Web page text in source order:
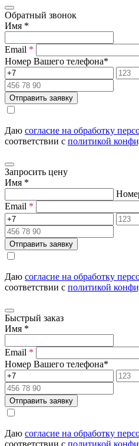
Обратный звонок
Имя *
Email *
Номер Вашего телефона*
Отправить заявку
Даю согласие на обработку
соответствии с политикой
Запросить цену
Имя *
Email *
Отправить заявку
Даю согласие на обработку
соответствии с политикой
Быстрый заказ
Имя *
Email *
Номер Вашего телефона*
Отправить заявку
Даю согласие на обработку